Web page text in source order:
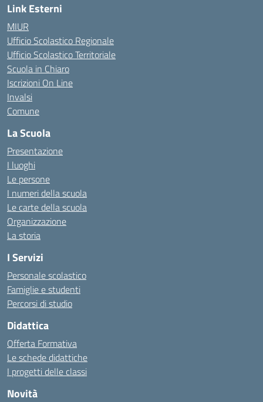
Link Esterni
MIUR
Ufficio Scolastico Regionale
Ufficio Scolastico Territoriale
Scuola in Chiaro
Iscrizioni On Line
Invalsi
Comune
La Scuola
Presentazione
I luoghi
Le persone
I numeri della scuola
Le carte della scuola
Organizzazione
La storia
I Servizi
Personale scolastico
Famiglie e studenti
Percorsi di studio
Didattica
Offerta Formativa
Le schede didattiche
I progetti delle classi
Novità